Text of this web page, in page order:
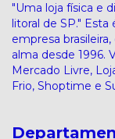
"Uma loja física e
litoral de SP."
empresa
alma desde 1996.
Mercado Livre,
Frio, Shoptime e